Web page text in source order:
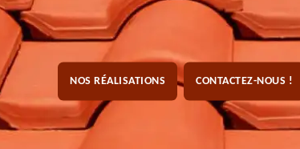
NOS RÉALISATIONS CONTACTEZ-NOUS !